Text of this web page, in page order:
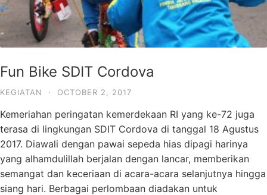
Fun Bike SDIT Cordova
KEGIATAN · OCTOBER 2, 2017
Kemeriahan peringatan kemerdekaan RI yang ke-72 juga
terasa di lingkungan SDIT Cordova di tanggal 18 Agustus
2017. Diawali dengan pawai sepeda hias dipagi harinya
yang alhamdulillah berjalan dengan lancar, memberikan
semangat dan keceriaan di acara-acara selanjutnya hingga
siang hari. Berbagai perlombaan diadakan untuk